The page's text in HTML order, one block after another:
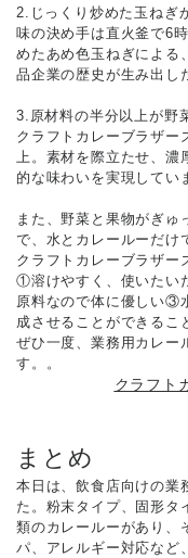
2.じっくり炒めた玉ねぎ
味の決め手は直火釜で6
めたあめ色玉ねぎによる
品企業の歴史が生み出し
3.原材料の半分以上が野
クラフトカレーブラザー
上。素材を際立たせ、
的な味わいを実現してい
また、野菜と果物がぎ
で、水とカレールーだけ
クラフトカレーブラザー
①溶けやすく、使いたい
原料なので体に優しい③
成させることができるこ
ぜひ一度、業務用カレー
す。。
クラフト
まとめ
本日は、飲食店向けの業
た。粉末タイプ、固形タ
類のカレールーがあり、
パ、アレルギー対応など